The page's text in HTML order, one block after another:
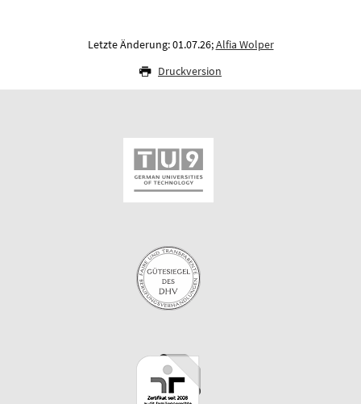
Letzte Änderung: 01.07.26;Alfia Wolper
Druckversion